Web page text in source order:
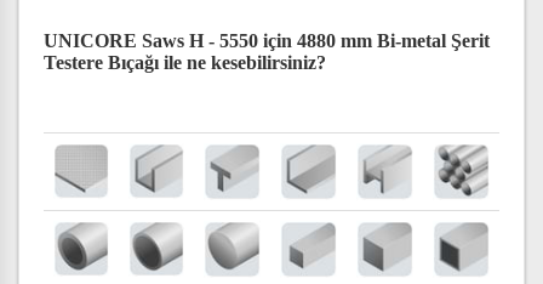
UNICORE Saws H - 5550 için 4880 mm Bi-metal Şerit
Testere Bıçağı ile ne kesebilirsiniz?